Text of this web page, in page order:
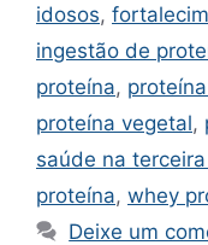
idosos,
ingestão de
proteína,
proteína vegetal,
saúde na
proteína, whey
Deixe um